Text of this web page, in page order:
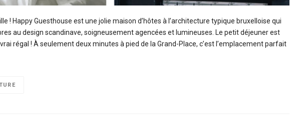
! Happy Guesthouse est une jolie maison d’hôtes à l’architecture typique bruxelloise qui
au design scandinave, soigneusement agencées et lumineuses. Le petit déjeuner est
régal ! À seulement deux minutes à pied de la Grand-Place, c’est l’emplacement parfait